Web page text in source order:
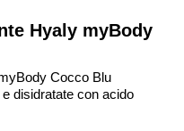
Hyaly myBody
Cocco Blu
disidratate con acido